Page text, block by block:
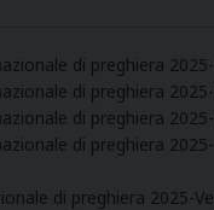
di preghiera
di preghiera
di preghiera
di preghiera
di preghiera 2025-